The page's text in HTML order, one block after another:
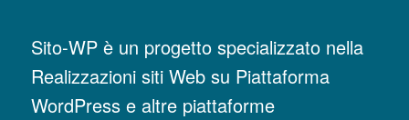
Sito-WP è un progetto specializzato nella
Realizzazioni siti Web su Piattaforma
WordPress e altre piattaforme